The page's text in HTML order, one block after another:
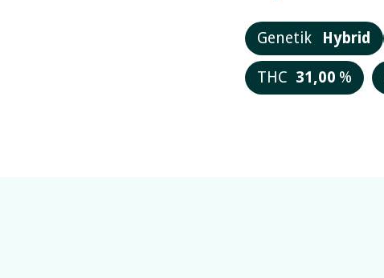
Genetik Hybrid
THC 31,00 %